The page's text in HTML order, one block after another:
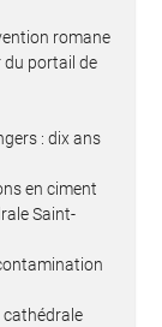
romane
du portail de
: dix ans
en ciment
Saint-
cathédrale